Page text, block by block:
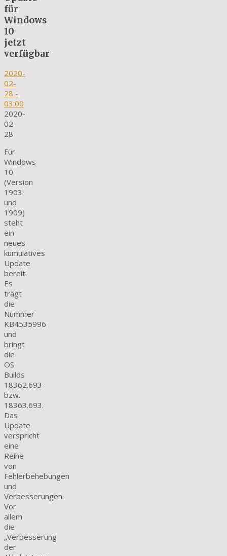
für
Windows
10
jetzt
verfügbar
2020-
02-
28 -
03:00
2020-
02-
28
Für
Windows
10
(Version
1903
und
1909)
steht
ein
neues
kumulatives
Update
bereit.
Es
trägt
die
Nummer
KB4535996
und
bringt
die
OS
Builds
18362.693
bzw.
18363.693.
Das
Update
verspricht
eine
Reihe
von
Fehlerbehebungen
und
Verbesserungen.
Vor
allem
die
„Verbesserung
der